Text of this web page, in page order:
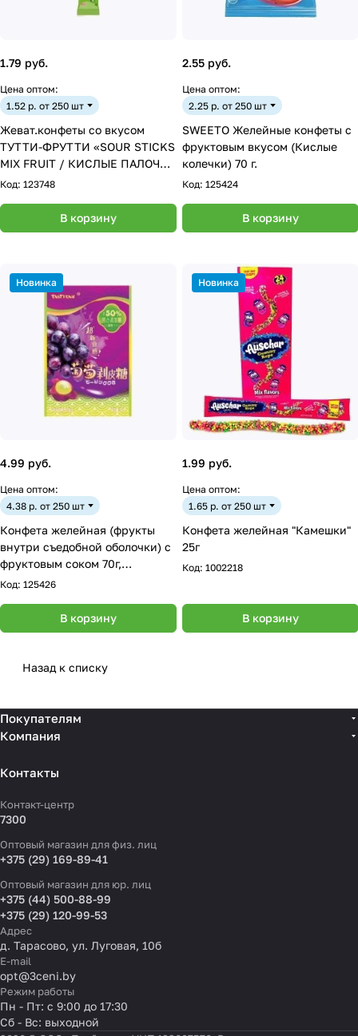
1.79 руб.
Цена оптом:
1.52 р. от 250 шт
Жеват.конфеты со вкусом
ТУТТИ-ФРУТТИ «SOUR STICKS
MIX FRUIT / КИСЛЫЕ ПАЛОЧКИ
Код: 123748
В корзину
2.55 руб.
Цена оптом:
2.25 р. от 250 шт
SWEETO Желейные конфеты с
фруктовым вкусом (Кислые
колечки) 70 г.
Код: 125424
В корзину
Новинка
4.99 руб.
Цена оптом:
4.38 р. от 250 шт
Конфета желейная (фрукты
внутри съедобной оболочки) с
фруктовым соком 70г,
ВИНОГРАД
Код: 125426
В корзину
Новинка
1.99 руб.
Цена оптом:
1.65 р. от 250 шт
Конфета желейная "Камешки"
25г
Код: 1002218
В корзину
Назад к списку
Покупателям
Компания
Контакты
Контакт-центр
7300
Оптовый магазин для физ. лиц
+375 (29) 169-89-41
Оптовый магазин для юр. лиц
+375 (44) 500-88-99
+375 (29) 120-99-53
Адрес
д. Тарасово, ул. Луговая, 10б
E-mail
opt@3ceni.by
Режим работы
Пн - Пт: с 9:00 до 17:30
Сб - Вс: выходной